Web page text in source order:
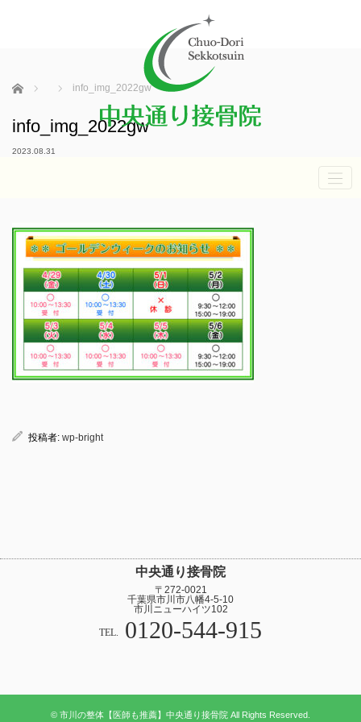
ホーム info_img_2022gw
info_img_2022gw
2023.08.31
投稿者: wp-bright
中央通り接骨院
〒272-0021
千葉県市川市八幡4-5-10
市川ニューハイツ102
TEL. 0120-544-915
© 市川の整体【医師も推薦】中央通り接骨院 All Rights Reserved.